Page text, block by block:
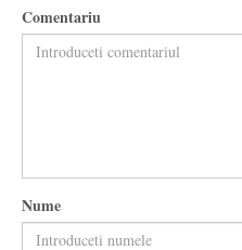
Comentariu
Nume